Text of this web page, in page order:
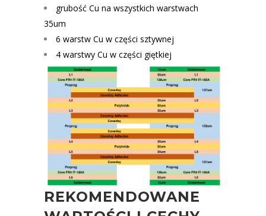
grubość Cu na wszystkich warstwach
35um
6 warstw Cu w części sztywnej
4 warstwy Cu w części giętkiej
REKOMENDOWANE